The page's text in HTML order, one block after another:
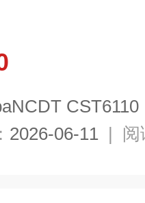
CST6110
2026-06-11 | 阅